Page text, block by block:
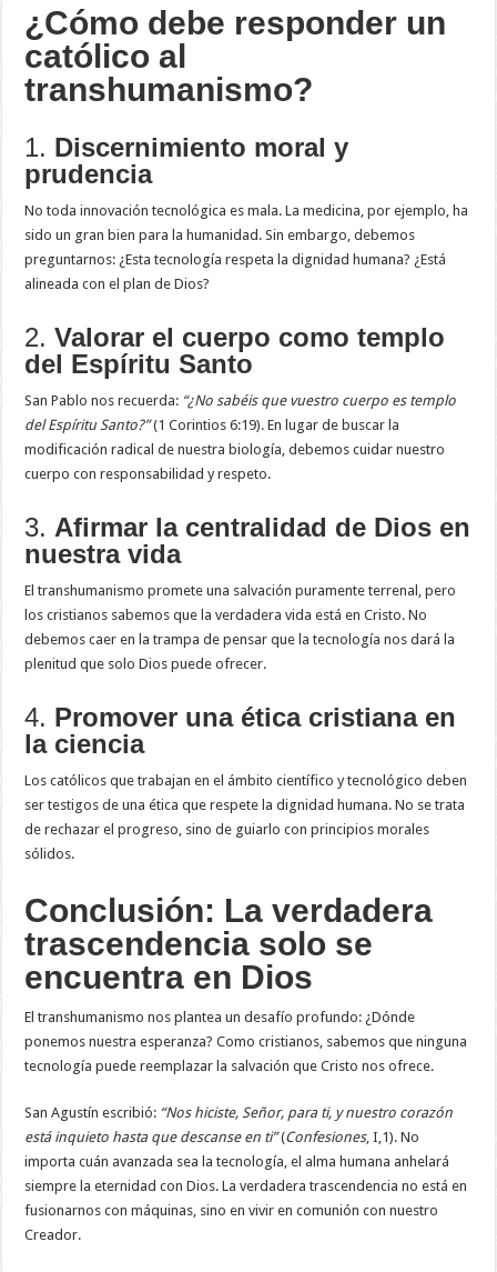
¿Cómo debe responder un
católico al
transhumanismo?
1. Discernimiento moral y
prudencia
No toda innovación tecnológica es mala. La medicina, por ejemplo, ha
sido un gran bien para la humanidad. Sin embargo, debemos
preguntarnos: ¿Esta tecnología respeta la dignidad humana? ¿Está
alineada con el plan de Dios?
2.Valorar el cuerpo como templo
del Espíritu Santo
San Pablo nos recuerda: “¿No sabéis que vuestro cuerpo es templo
del Espíritu Santo?”(1 Corintios 6:19). En lugar de buscar la
modificación radical de nuestra biología, debemos cuidar nuestro
cuerpo con responsabilidad y respeto.
3. Afirmar la centralidad de Dios en
nuestra vida
El transhumanismo promete una salvación puramente terrenal, pero
los cristianos sabemos que la verdadera vida está en Cristo. No
debemos caer en la trampa de pensar que la tecnología nos dará la
plenitud que solo Dios puede ofrecer.
4. Promover una ética cristiana en
la ciencia
Los católicos que trabajan en el ámbito científico y tecnológico deben
ser testigos de una ética que respete la dignidad humana. No se trata
de rechazar el progreso, sino de guiarlo con principios morales
sólidos.
Conclusión: La verdadera
trascendencia solo se
encuentra en Dios
El transhumanismo nos plantea un desafío profundo: ¿Dónde
ponemos nuestra esperanza? Como cristianos, sabemos que ninguna
tecnología puede reemplazar la salvación que Cristo nos ofrece.
San Agustín escribió: “Nos hiciste, Señor, para ti, y nuestro corazón
está inquieto hasta que descanse en ti”(Confesiones, I,1). No
importa cuán avanzada sea la tecnología, el alma humana anhelará
siempre la eternidad con Dios. La verdadera trascendencia no está en
fusionarnos con máquinas, sino en vivir en comunión con nuestro
Creador.